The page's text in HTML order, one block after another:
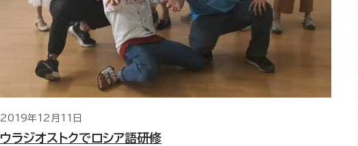
2019年12月11日
ウラジオストクでロシア語研修